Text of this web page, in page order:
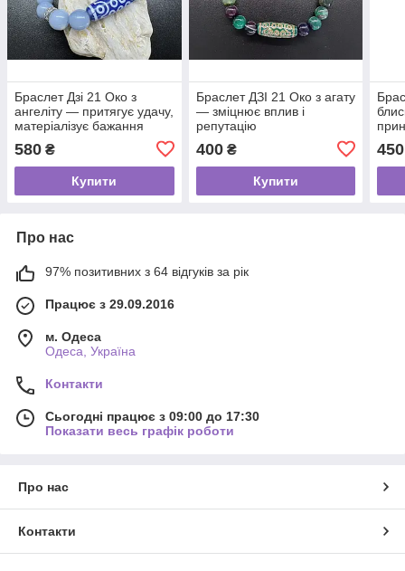
Браслет Дзі 21 Око з
ангеліту — притягує удачу,
матеріалізує бажання
580 ₴
Купити
Браслет ДЗІ 21 Око з агату
— зміцнює вплив і
репутацію
400₴
Купити
450
Про нас
97% позитивних з 64 відгуків за рік
Працює з 29.09.2016
м. Одеса
Одеса, Україна
Контакти
Сьогодні працює з 09:00 до 17:30
Показати весь графік роботи
Про нас
Контакти